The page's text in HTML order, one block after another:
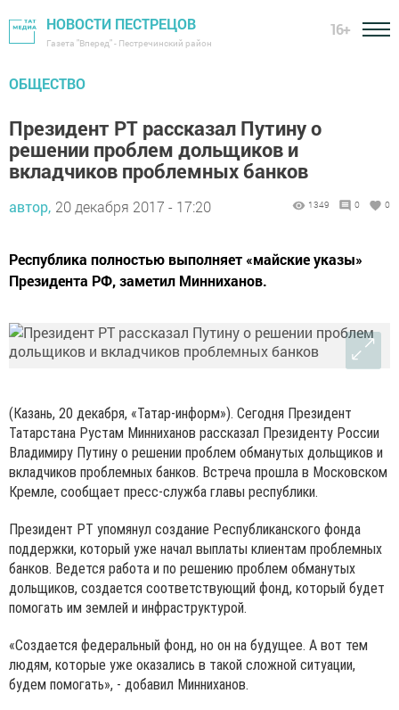
НОВОСТИ ПЕСТРЕЦОВ
Газета "Вперед" - Пестречинский район
16+
ОБЩЕСТВО
Президент РТ рассказал Путину о
решении проблем дольщиков и
вкладчиков проблемных банков
автор, 20 декабря 2017 - 17:20 1349 0 0
Республика полностью выполняет «майские указы»
Президента РФ, заметил Минниханов.
(Казань, 20 декабря, «Татар-информ»). Сегодня Президент
Татарстана Рустам Минниханов рассказал Президенту России
Владимиру Путину о решении проблем обманутых дольщиков и
вкладчиков проблемных банков. Встреча прошла в Московском
Кремле, сообщает пресс-служба главы республики.
Президент РТ упомянул создание Республиканского фонда
поддержки, который уже начал выплаты клиентам проблемных
банков. Ведется работа и по решению проблем обманутых
дольщиков, создается соответствующий фонд, который будет
помогать им землей и инфраструктурой.
«Создается федеральный фонд, но он на будущее. А вот тем
людям, которые уже оказались в такой сложной ситуации,
будем помогать», - добавил Минниханов.